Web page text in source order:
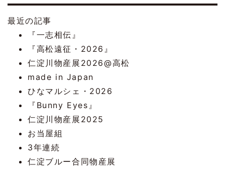
最近の記事
『一志相伝』
『高松遠征・2026』
仁淀川物産展2026@高松
made in Japan
ひなマルシェ・2026
『Bunny Eyes』
仁淀川物産展2025
お当屋組
3年連続
仁淀ブルー合同物産展